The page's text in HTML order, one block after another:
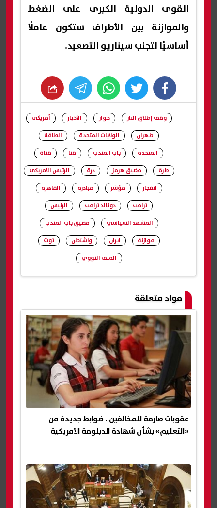
القوى الدولية الكبرى على الضغط
والموازنة بين الأطراف ستكون عاملًا
أساسيًا لتجنب سيناريو التصعيد.
facebook
twitter
whats
وقف إطلاق النار حوار الأخبار
أمريكى
طهران
الولايات المتحدة
الطاقة
المتحدة
باب المندب قنا
قناة
طرة
مضيق هرمز درة
الرئيس الأمريكي
انفجار
مؤشر مبادرة
القاهرة
ترامب
دونالد ترامب
الرئيس
المشهد السياسي
مضيق باب المندب
موازنة
ايران واشنطن
توت
الملف النووي
مواد متعلقة
عقوبات صارمة للمخالفين.. ضوابط جديدة من
«التعليم» بشأن شهادة الدبلومة الأمريكية